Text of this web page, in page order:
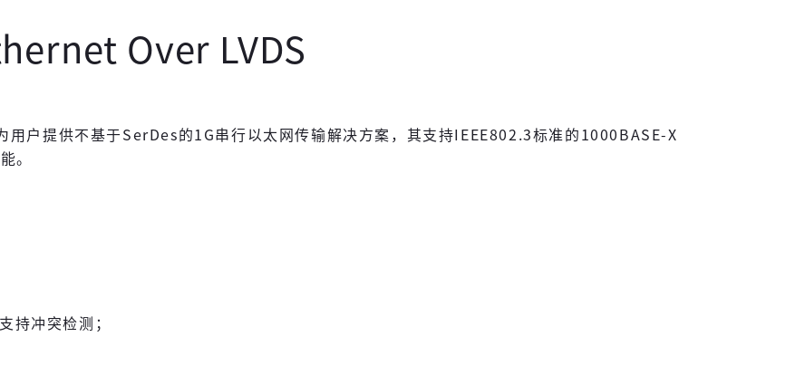
Over LVDS
提供不基于SerDes的1G串行以太网传输解决方案，其支持IEEE802.3标准的1000BASE-X
。
持冲突检测；